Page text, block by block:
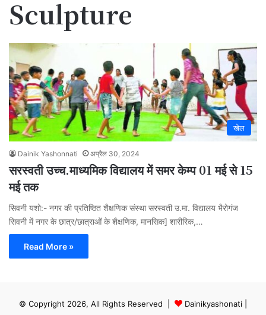
Sculpture
खेल
Dainik Yashonnati अप्रैल 30, 2024
सरस्वती उच्च.माध्यमिक विद्यालय में समर केम्प 01 मई से 15
मई तक
सिवनी यशो:- नगर की प्रतिष्ठित शैक्षणिक संस्था सरस्वती उ.मा. विद्यालय भैरोगंज
सिवनी में नगर के छात्र/छात्राओं के शैक्षणिक, मानसिक] शारीरिक,…
Read More »
© Copyright 2026, All Rights Reserved | Dainikyashonati